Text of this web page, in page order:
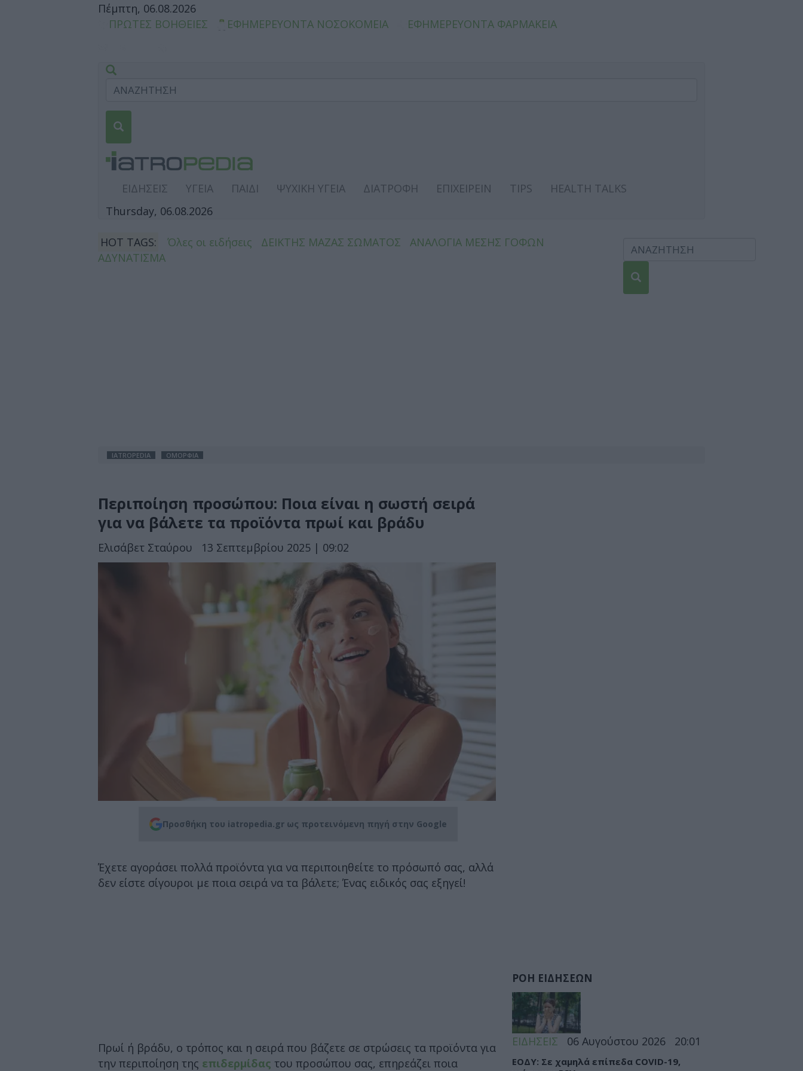
Πέμπτη, 06.08.2026
ΠΡΩΤΕΣ ΒΟΗΘΕΙΕΣ
ΕΦΗΜΕΡΕΥΟΝΤΑ ΝΟΣΟΚΟΜΕΙΑ ΕΦΗΜΕΡΕΥΟΝΤΑ ΦΑΡΜΑΚΕΙΑ
ΕΙΔΗΣΕΙΣ ΥΓΕΙΑ ΠΑΙΔΙ ΨΥΧΙΚΗ ΥΓΕΙΑ ΔΙΑΤΡΟΦΗ ΕΠΙΧΕΙΡΕΙΝ TIPS
HEALTH TALKS
Thursday, 06.08.2026
HOT TAGS: Όλες οι ειδήσεις ΔΕΙΚΤΗΣ ΜΑΖΑΣ ΣΩΜΑΤΟΣ
ΑΝΑΛΟΓΙΑ ΜΕΣΗΣ ΓΟΦΩΝ
ΑΔΥΝΑΤΙΣΜΑ
IATROPEDIA ΟΜΟΡΦΙΑ
Περιποίηση προσώπου: Ποια είναι η σωστή σειρά
για να βάλετε τα προϊόντα πρωί και βράδυ
Ελισάβετ Σταύρου 13 Σεπτεμβρίου 2025 | 09:02
Προσθήκη του iatropedia.gr ως προτεινόμενη πηγή στην Google
Έχετε αγοράσει πολλά προϊόντα για να περιποιηθείτε το πρόσωπό σας, αλλά
δεν είστε σίγουροι με ποια σειρά να τα βάλετε; Ένας ειδικός σας εξηγεί!
Πρωί ή βράδυ, ο τρόπος και η σειρά που βάζετε σε στρώσεις τα προϊόντα για
την περιποίηση της επιδερμίδας του προσώπου σας, επηρεάζει ποια
ΡΟΗ ΕΙΔΗΣΕΩΝ
ΕΙΔΗΣΕΙΣ 06 Αυγούστου 2026 20:01
ΕΟΔΥ: Σε χαμηλά επίπεδα COVID-19,